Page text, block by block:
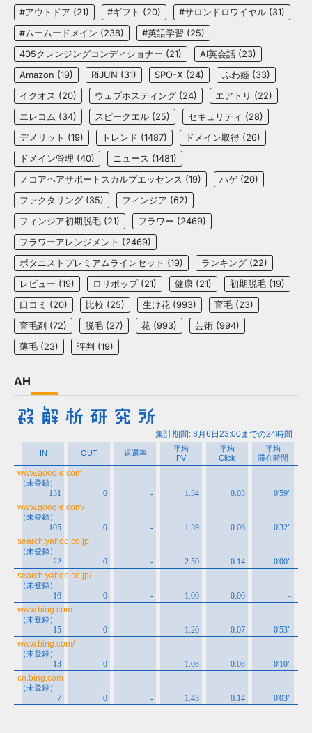
#アウトドア (21) #ギフト (20) #サロンドロワイヤル (31)
#ムームードメイン (238) #英語学習 (25)
405クレンジングコンディショナー (21) AI英会話 (23)
Amazon (19) RiJUN (31) SPO-X (24) ふわ姫 (33)
イクオス (20) ウェブホスティング (24) エアトリ (22)
エレコム (34) スピークエル (25) セキュリティ (28)
デメリット (19) トレンド (1487) ドメイン取得 (26)
ドメイン管理 (40) ニュース (1481)
ノコアヘアサポートスカルプエッセンス (19) ハゲ (20)
ファクタリング (35) フィンジア (62)
フィンジア初期脱毛 (21) フラワー (2469)
フラワーアレンジメント (2469)
ボタニストプレミアムラインセット (19) ランキング (22)
レビュー (19) ロリポップ(21) 健康 (21) 初期脱毛 (19)
口コミ (20) 比較 (25) 生け花 (993) 育毛 (23)
育毛剤 (72) 脱毛 (27) 花 (993) 芸術 (994)
薄毛 (23) 評判 (19)
AH